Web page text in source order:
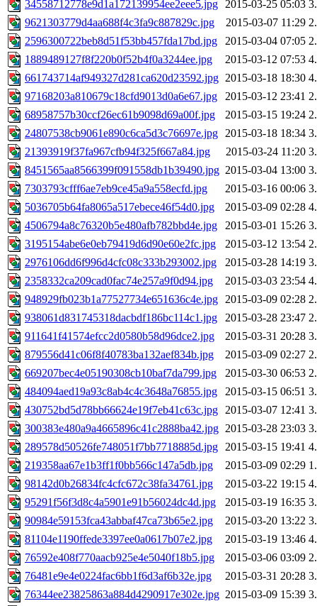
34558712778e9d1a172139954ee2eee5.jpg 2015-03-25 05:03
9621303779d4aa688f4c3fa9c887829c.jpg
2015-03-07 11:29
2596300722beb8d51f53bb457fda17bd.jpg
2015-03-04 07:05
1889489127f8f220b0f52b4f0a3244ee.jpg
2015-03-12 07:53
661743714af949327d281ca620d23592.jpg 2015-03-18 18:30
97168203a810679c18cfd9013d0a6e67.jpg
2015-03-12 23:41
68958757b30ccf26ec61b9098d69a00f.jpg
2015-03-15 19:24
24807538cb9061e890c6ca5d3c76697e.jpg 2015-03-18 18:34
21393919f37fa967cfb94f325f667a84.jpg
2015-03-24 11:20
8451565aa8566399f091558db1b39490.jpg 2015-03-04 13:00
7303793cfff6ae7eb9ce45a9a558ecfd.jpg
2015-03-16 00:06
5036705b64fa8065a517ebece46f54d0.jpg
2015-03-09 02:28
4506794a8c76320b5e480afb782bbd4e.jpg
2015-03-01 15:26
3195154abe6e0eb79419d6d90e60e2fc.jpg
2015-03-12 13:54
2976106dd6f996d4cfc08c333b293002.jpg
2015-03-28 14:19
2358332ca209cad0fac74e257a9f0d94.jpg
2015-03-03 23:54
948929fb023b1a77527734e651636c4e.jpg 2015-03-09 02:28
938061d831745318dacbdf186bc114c1.jpg
2015-03-28 23:47
911641f41574efcc2d0580b58d96dce2.jpg
2015-03-31 20:28
879556d41c06f8f40783ba132aef834b.jpg
2015-03-09 02:27
669207bec4e05190308cb10baf7da799.jpg
2015-03-30 06:53
484094aed19a93c8ab4c4c3648a76855.jpg
2015-03-15 06:51
430752bd5d78bb66624e19f7eb41c63c.jpg 2015-03-07 12:41
300383e480a9a4665896c41c2888ba42.jpg 2015-03-28 23:03
289578d50526fe748051f7bb7718885d.jpg 2015-03-15 19:41
219358aa67e1b3ff1f0bb566c147a5db.jpg
2015-03-09 02:29
98142d0b26834fc4cfc672c38fa34761.jpg
2015-03-22 19:15
95291f56f3d8c4a5901e91b56024dc4d.jpg
2015-03-19 16:35
90984e59153fca43abbaf47ca73b65e2.jpg
2015-03-20 13:22
81104e1190ffede3397ee0a0617b07e2.jpg
2015-03-19 13:46
76592e408f770aacb925e4e5040f18b5.jpg
2015-03-06 03:09
76481e9e4e0224fac6bb1f6d3af6b32e.jpg
2015-03-31 20:28
76344ee23825863a884d4290917e302e.jpg 2015-03-09 15:39